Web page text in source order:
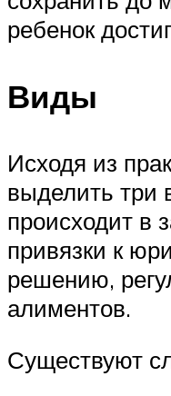
ребенок
Виды
Исходя из
выделить три
происходит в
привязки к
решению,
алиментов.
Существуют